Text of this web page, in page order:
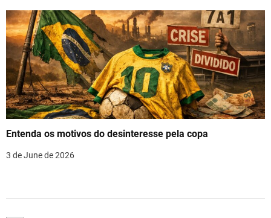
Entenda os motivos do desinteresse pela copa
3 de June de 2026